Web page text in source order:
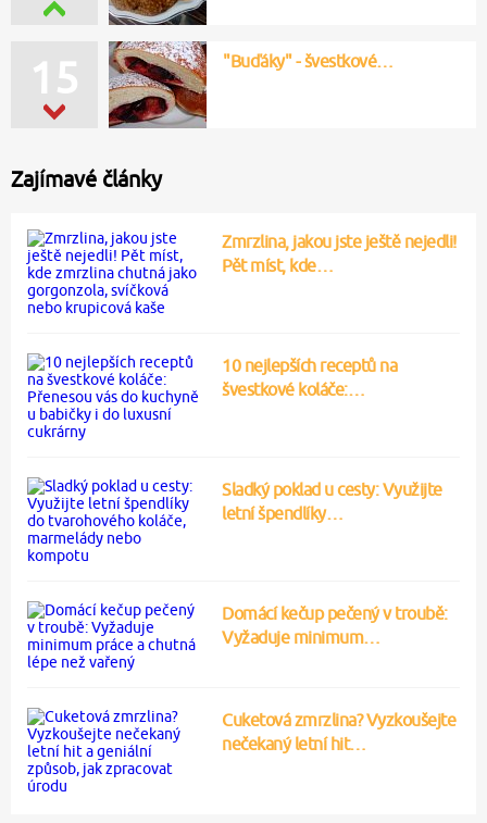
15 "Buďáky" - švestkové…
Zajímavé články
Zmrzlina, jakou jste ještě nejedli!
Pět míst, kde…
10 nejlepších receptů na
švestkové koláče:…
Sladký poklad u cesty: Využijte
letní špendlíky…
Domácí kečup pečený v troubě:
Vyžaduje minimum…
Cuketová zmrzlina? Vyzkoušejte
nečekaný letní hit…